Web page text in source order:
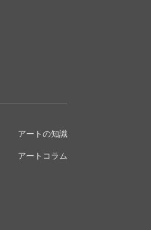
アートの知識
アートコラム